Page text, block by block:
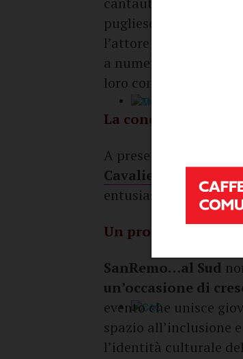
pugliese
l’attore e regista
a numerosi
loro contributo come
La conduzione
A presentare la serata
Cavalieri
entusiasmo.
Un progetto per la
SanRemo…al Sud
un’occasione di
evento che unisce
spazio all’inclusione
l’identità culturale